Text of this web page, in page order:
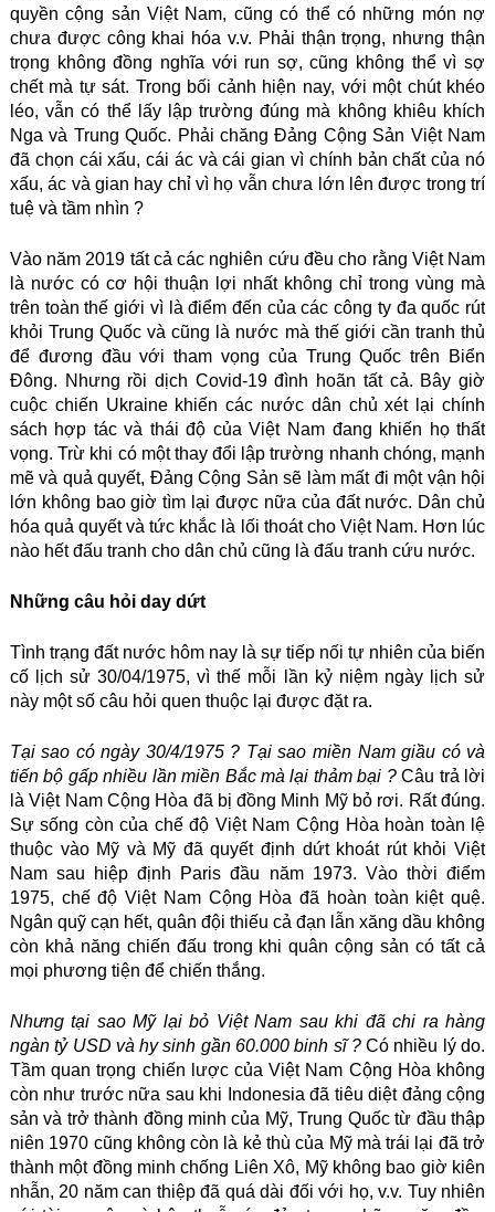
quyền cộng sản Việt Nam, cũng có thể có những món nợ
chưa được công khai hóa v.v. Phải thận trọng, nhưng thận
trọng không đồng nghĩa với run sợ, cũng không thể vì sợ
chết mà tự sát. Trong bối cảnh hiện nay, với một chút khéo
léo, vẫn có thể lấy lập trường đúng mà không khiêu khích
Nga và Trung Quốc. Phải chăng Đảng Cộng Sản Việt Nam
đã chọn cái xấu, cái ác và cái gian vì chính bản chất của nó
xấu, ác và gian hay chỉ vì họ vẫn chưa lớn lên được trong trí
tuệ và tầm nhìn ?
Vào năm 2019 tất cả các nghiên cứu đều cho rằng Việt Nam
là nước có cơ hội thuận lợi nhất không chỉ trong vùng mà
trên toàn thế giới vì là điểm đến của các công ty đa quốc rút
khỏi Trung Quốc và cũng là nước mà thế giới cần tranh thủ
để đương đầu với tham vọng của Trung Quốc trên Biển
Đông. Nhưng rồi dịch Covid-19 đình hoãn tất cả. Bây giờ
cuộc chiến Ukraine khiến các nước dân chủ xét lại chính
sách hợp tác và thái độ của Việt Nam đang khiến họ thất
vọng. Trừ khi có một thay đổi lập trường nhanh chóng, mạnh
mẽ và quả quyết, Đảng Cộng Sản sẽ làm mất đi một vận hội
lớn không bao giờ tìm lại được nữa của đất nước. Dân chủ
hóa quả quyết và tức khắc là lối thoát cho Việt Nam. Hơn lúc
nào hết đấu tranh cho dân chủ cũng là đấu tranh cứu nước.
Những câu hỏi day dứt
Tình trạng đất nước hôm nay là sự tiếp nối tự nhiên của biến
cố lịch sử 30/04/1975, vì thế mỗi lần kỷ niệm ngày lịch sử
này một số câu hỏi quen thuộc lại được đặt ra.
Tại sao có ngày 30/4/1975 ? Tại sao miền Nam giầu có và
tiến bộ gấp nhiều lần miền Bắc mà lại thảm bại ?Câu trả lời
là Việt Nam Cộng Hòa đã bị đồng Minh Mỹ bỏ rơi. Rất đúng.
Sự sống còn của chế độ Việt Nam Cộng Hòa hoàn toàn lệ
thuộc vào Mỹ và Mỹ đã quyết định dứt khoát rút khỏi Việt
Nam sau hiệp định Paris đầu năm 1973. Vào thời điểm
1975, chế độ Việt Nam Cộng Hòa đã hoàn toàn kiệt quệ.
Ngân quỹ cạn hết, quân đội thiếu cả đạn lẫn xăng dầu không
còn khả năng chiến đấu trong khi quân cộng sản có tất cả
mọi phương tiện để chiến thắng.
Nhưng tại sao Mỹ lại bỏ Việt Nam sau khi đã chi ra hàng
ngàn tỷ USD và hy sinh gần 60.000 binh sĩ ?Có nhiều lý do.
Tầm quan trọng chiến lược của Việt Nam Cộng Hòa không
còn như trước nữa sau khi Indonesia đã tiêu diệt đảng cộng
sản và trở thành đồng minh của Mỹ, Trung Quốc từ đầu thập
niên 1970 cũng không còn là kẻ thù của Mỹ mà trái lại đã trở
thành một đồng minh chống Liên Xô, Mỹ không bao giờ kiên
nhẫn, 20 năm can thiệp đã quá dài đối với họ, v.v. Tuy nhiên